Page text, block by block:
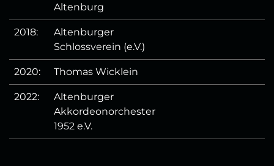
Altenburg
2018:
Altenburger
Schlossverein (e.V.)
2020: Thomas Wicklein
2022:
Altenburger
Akkordeonorchester
1952 e.V.